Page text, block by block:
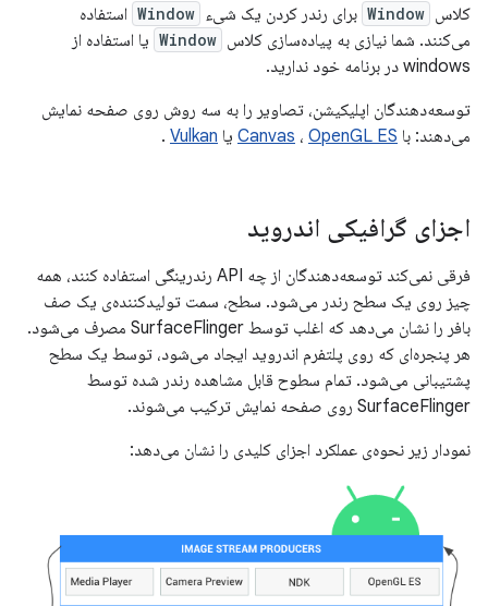
کلاس Window برای رندر کردن یک شیء Window استفاده
می‌کنند. شما نیازی به پیاده‌سازی کلاس Window یا استفاده از
windows در برنامه خود ندارید.
توسعه‌دهندگان اپلیکیشن، تصاویر را به سه روش روی صفحه نمایش
می‌دهند: با
Canvas ، OpenGL ES یا Vulkan
.
اجزای گرافیکی اندروید
فرقی نمی‌کند توسعه‌دهندگان از چه API رندرینگی استفاده کنند، همه
چیز روی یک سطح رندر می‌شود. سطح، سمت تولیدکننده‌ی یک صف
بافر را نشان می‌دهد که اغلب توسط SurfaceFlinger مصرف می‌شود.
هر پنجره‌ای که روی پلتفرم اندروید ایجاد می‌شود، توسط یک سطح
پشتیبانی می‌شود. تمام سطوح قابل مشاهده رندر شده توسط
SurfaceFlinger روی صفحه نمایش ترکیب می‌شوند.
نمودار زیر نحوه‌ی عملکرد اجزای کلیدی را نشان می‌دهد: